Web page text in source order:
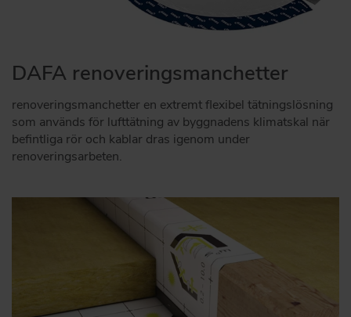
DAFA renoveringsmanchetter
renoveringsmanchetter en extremt flexibel tätningslösning
som används för lufttätning av byggnadens klimatskal när
befintliga rör och kablar dras igenom under
renoveringsarbeten.